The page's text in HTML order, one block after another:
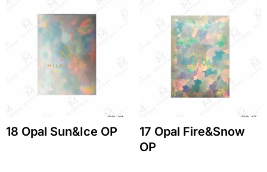
18 Opal Sun&Ice OP
17 Opal Fire&Snow
OP